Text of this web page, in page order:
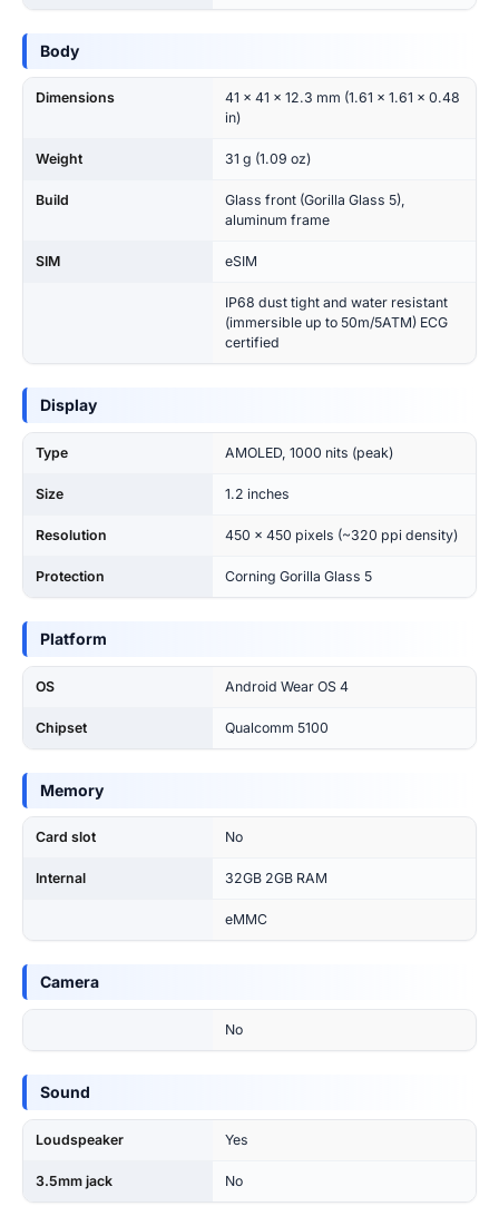
Body
Dimensions
41 x 41 x 12.3 mm (1.61 x 1.61 x 0.48
in)
Weight 31 g (1.09 oz)
Build
Glass front (Gorilla Glass 5),
aluminum frame
SIM eSIM
IP68 dust tight and water resistant
(immersible up to 50m/5ATM) ECG
certified
Display
Type AMOLED, 1000 nits (peak)
Size 1.2 inches
Resolution 450 x 450 pixels (~320 ppi density)
Protection Corning Gorilla Glass 5
Platform
OS Android Wear OS 4
Chipset Qualcomm 5100
Memory
Card slot No
Internal 32GB 2GB RAM
eMMC
Camera
No
Sound
Loudspeaker Yes
3.5mm jack No